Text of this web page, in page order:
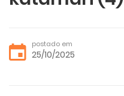
postado em
25/10/2025